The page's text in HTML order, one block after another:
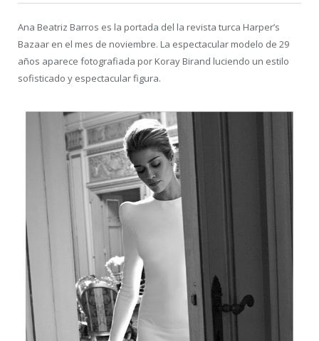
Ana Beatriz Barros es la portada del la revista turca Harper’s
Bazaar en el mes de noviembre. La espectacular modelo de 29
años aparece fotografiada por Koray Birand luciendo un estilo
sofisticado y espectacular figura.